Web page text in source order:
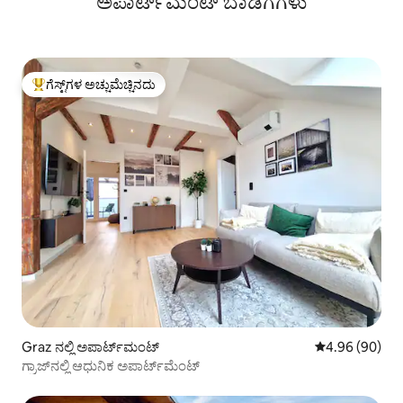
ಗೆಸ್ಟ್‌ಗಳಿಗೆ ಅತಿ ಹೆಚ್ಚು ಅಚ್ಚುಮೆಚ್ಚಿನದು
ಗೆಸ್ಟ್‌ಗಳ ಅಚ್ಚುಮೆಚ್ಚಿನದು
Graz ನಲ್ಲಿ ಅಪಾರ್ಟ್‌ಮಂಟ್ 5 ರಲ್ಲಿ 4.96
4.96 (90)
ಗ್ರಾಜ್‌ನಲ್ಲಿ ಆಧುನಿಕ ಅಪಾರ್ಟ್‌ಮೆಂಟ್